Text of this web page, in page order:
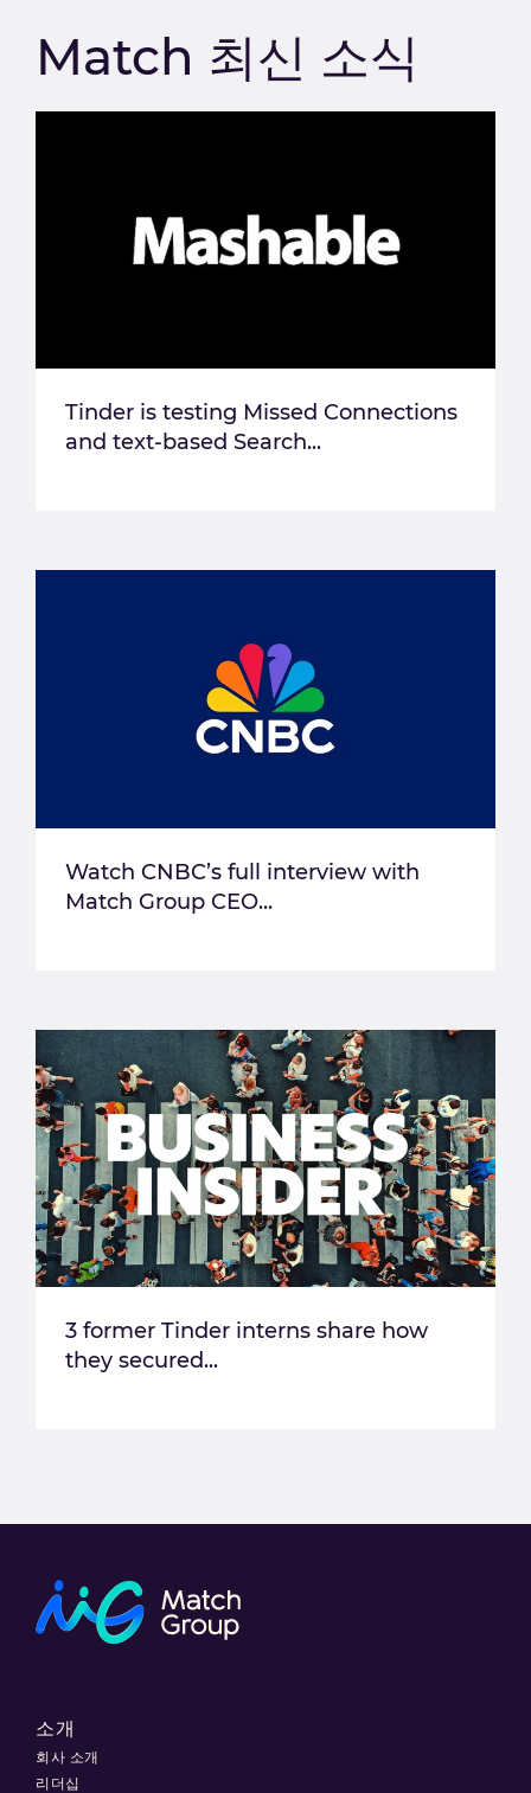
Match 최신 소식
Tinder is testing Missed Connections
and text-based Search...
Watch CNBC’s full interview with
Match Group CEO...
3 former Tinder interns share how
they secured...
소개
회사 소개
리더십